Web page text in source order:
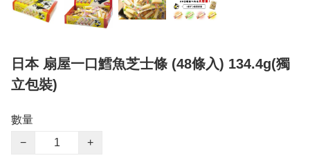
日本 扇屋一口鱈魚芝士條 (48條入) 134.4g(獨
立包裝)
數量
−
+